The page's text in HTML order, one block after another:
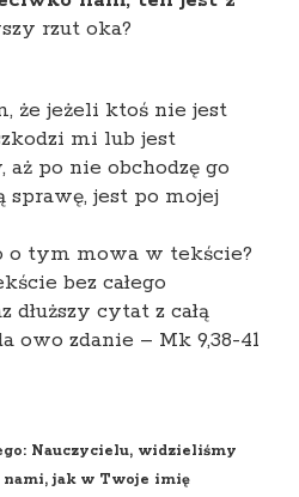
rzut oka?
że jeżeli ktoś nie jest
mi lub jest
po nie obchodzę go
sprawę, jest po mojej
o tym mowa w tekście?
bez całego
cytat z całą
owo zdanie – Mk 9,38-41
Nauczycielu, widzieliśmy
nami, jak w Twoje imię